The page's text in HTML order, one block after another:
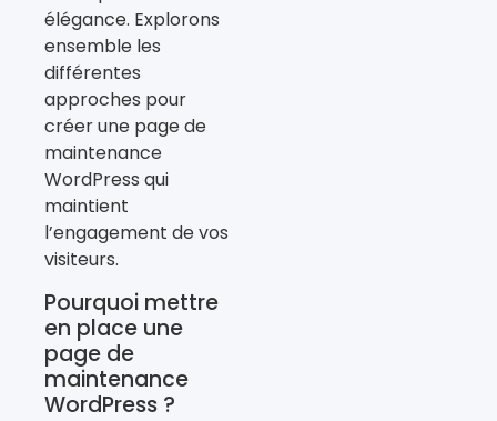
élégance. Explorons
ensemble les
différentes
approches pour
créer une page de
maintenance
WordPress qui
maintient
l’engagement de vos
visiteurs.
Pourquoi mettre
en place une
page de
maintenance
WordPress ?